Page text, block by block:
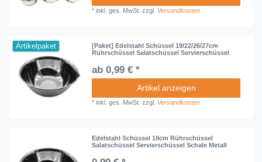
*inkl. ges. MwSt. zzgl.Versandkosten
Artikelpaket
[Paket] Edelstahl Schüssel 19/22/26/27cm
Rührschüssel Salatschüssel Servierschüssel
ab 0,99 € *
Artikel anzeigen
*inkl. ges. MwSt. zzgl.Versandkosten
Edelstahl Schüssel 19cm Rührschüssel
Salatschüssel Servierschüssel Schale Metall